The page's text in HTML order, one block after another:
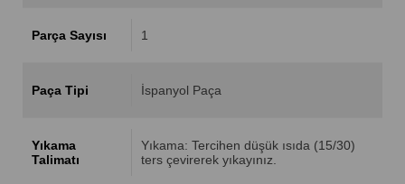
Parça Sayısı 1
Paça Tipi İspanyol Paça
Yıkama
Talimatı
Yıkama: Tercihen düşük ısıda (15/30)
ters çevirerek yıkayınız.